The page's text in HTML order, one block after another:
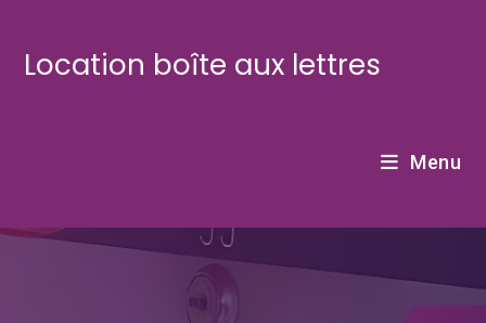
content
Location boîte aux lettres
Menu